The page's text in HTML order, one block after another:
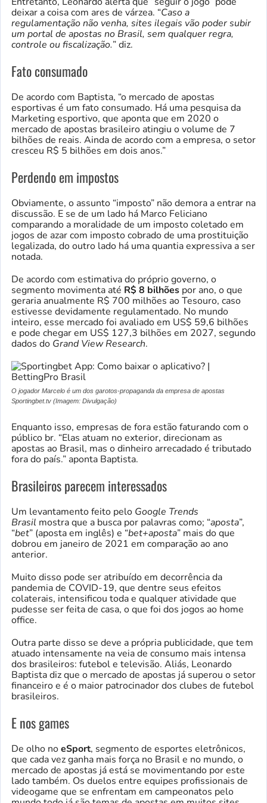
deixar a coisa com ares de várzea. “Caso a
regulamentação não venha, sites ilegais vão poder subir
um portal de apostas no Brasil, sem qualquer regra,
controle ou fiscalização.” diz.
Fato consumado
De acordo com Baptista, “o mercado de apostas
esportivas é um fato consumado. Há uma pesquisa da
Marketing esportivo, que aponta que em 2020 o
mercado de apostas brasileiro atingiu o volume de 7
bilhões de reais. Ainda de acordo com a empresa, o setor
cresceu R$ 5 bilhões em dois anos.”
Perdendo em impostos
Obviamente, o assunto “imposto” não demora a entrar na
discussão. E se de um lado há Marco Feliciano
comparando a moralidade de um imposto coletado em
jogos de azar com imposto cobrado de uma prostituição
legalizada, do outro lado há uma quantia expressiva a ser
notada.
De acordo com estimativa do próprio governo, o
segmento movimenta até R$ 8 bilhões por ano, o que
geraria anualmente R$ 700 milhões ao Tesouro, caso
estivesse devidamente regulamentado. No mundo
inteiro, esse mercado foi avaliado em US$ 59,6 bilhões
e pode chegar em US$ 127,3 bilhões em 2027, segundo
dados do Grand View Research.
O jogador Marcelo é um dos garotos-propaganda da empresa de apostas
Sportingbet.tv (Imagem: Divulgação)
Enquanto isso, empresas de fora estão faturando com o
público br. “Elas atuam no exterior, direcionam as
apostas ao Brasil, mas o dinheiro arrecadado é tributado
fora do país.” aponta Baptista.
Brasileiros parecem interessados
Um levantamento feito pelo Google Trends
Brasil mostra que a busca por palavras como; “aposta”,
“bet” (aposta em inglês) e “bet+aposta” mais do que
dobrou em janeiro de 2021 em comparação ao ano
anterior.
Muito disso pode ser atribuído em decorrência da
pandemia de COVID-19, que dentre seus efeitos
colaterais, intensificou toda e qualquer atividade que
pudesse ser feita de casa, o que foi dos jogos ao home
office.
Outra parte disso se deve a própria publicidade, que tem
atuado intensamente na veia de consumo mais intensa
dos brasileiros: futebol e televisão. Aliás, Leonardo
Baptista diz que o mercado de apostas já superou o setor
financeiro e é o maior patrocinador dos clubes de futebol
brasileiros.
E nos games
De olho noeSport, segmento de esportes eletrônicos,
que cada vez ganha mais força no Brasil e no mundo, o
mercado de apostas já está se movimentando por este
lado também. Os duelos entre equipes profissionais de
videogame que se enfrentam em campeonatos pelo